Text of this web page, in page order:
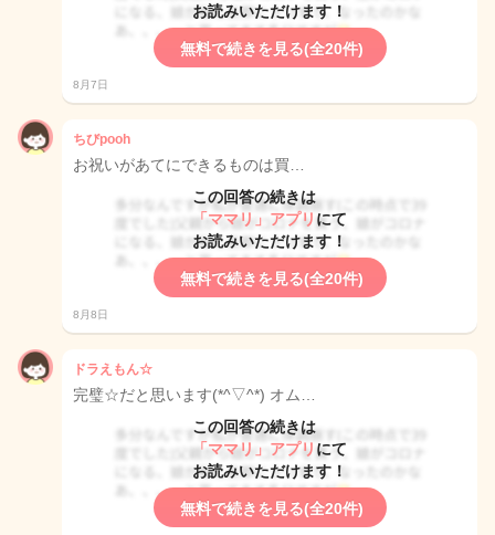
お読みいただけます！
無料で続きを見る(全20件)
8月7日
ちびpooh
お祝いがあてにできるものは買…
この回答の続きは
「ママリ」アプリ にて
お読みいただけます！
無料で続きを見る(全20件)
8月8日
ドラえもん☆
完璧☆だと思います(*^▽^*) オム…
この回答の続きは
「ママリ」アプリ にて
お読みいただけます！
無料で続きを見る(全20件)